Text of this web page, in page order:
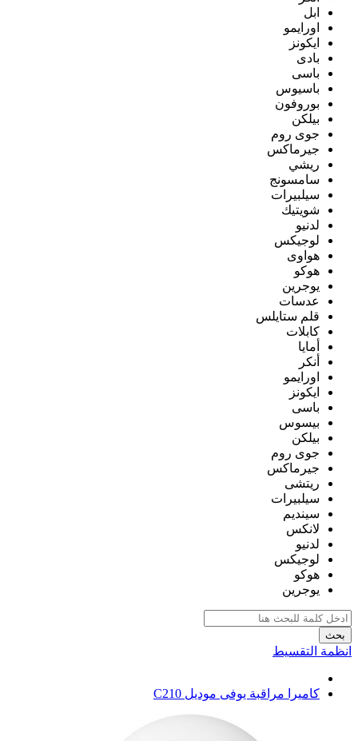
ابل
اورايمو
ايكونز
بادى
باسى
باسيوس
بوروفون
بيلكن
جوى روم
جيرماكس
ريشي
سامسونج
سيلبيرات
شويتيك
لدنيو
لوجيكس
هواوى
هوكو
يوجرين
عدسات
قلم ستايلس
كابلات
أمايا
أنكر
اورايمو
ايكونز
باسى
بيسوس
بيلكن
جوى روم
جيرماكس
ريتشى
سيلبيرات
سينديم
لانكس
لدنيو
لوجيكس
هوكو
يوجرين
بحث
انظمة التقسيط
كاميرا مراقبة يوفى موديل C210